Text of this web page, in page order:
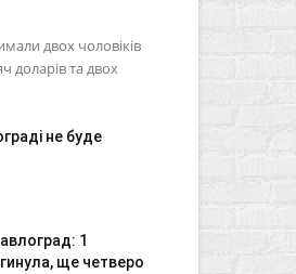
двох чоловіків
доларів та двох
не буде
1
ще четверо